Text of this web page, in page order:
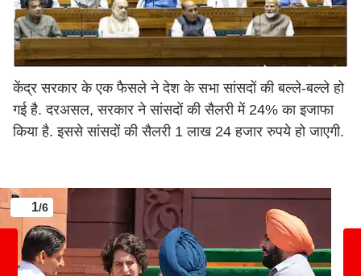
केंद्र सरकार के एक फैसले ने देश के सभा सांसदों की बल्ले-बल्ले हो
गई है. दरअसल, सरकार ने सांसदों की सैलरी में 24% का इजाफा
किया है. इससे सांसदों की सैलरी 1 लाख 24 हजार रुपये हो जाएगी.
1/6